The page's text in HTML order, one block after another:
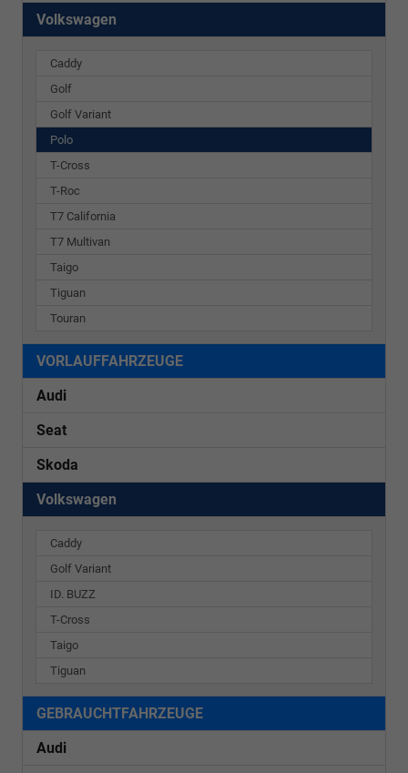
Volkswagen
Caddy
Golf
Golf Variant
Polo
T-Cross
T-Roc
T7 California
T7 Multivan
Taigo
Tiguan
Touran
VORLAUFFAHRZEUGE
Audi
Seat
Skoda
Volkswagen
Caddy
Golf Variant
ID. BUZZ
T-Cross
Taigo
Tiguan
GEBRAUCHTFAHRZEUGE
Audi